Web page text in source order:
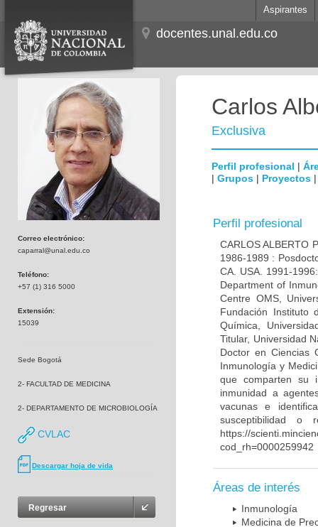
Aspirantes
docentes.unal.edu.co
Correo electrónico:
caparral@unal.edu.co
Teléfono:
+57 (1) 316 5000
Extensión:
15039
Sede Bogotá
2- FACULTAD DE MEDICINA
2- DEPARTAMENTO DE MICROBIOLOGÍA
CVLAC
Descargar hoja de vida
Regresar
Carlos
Exclusiva
Perfil profesional |
| Grupos | Proyectos
Perfil profesional
CARLOS ALBERTO
1986-1989 :
CA. USA. 1991-
Department of
Centre OMS,
Fundación Instituto
Química,
Titular, Universidad
Doctor en Ciencias
Inmunología y
que comparten su
inmunidad a
vacunas e
susceptibilidad o
https://
cod_rh=0000259942
Áreas de interés
Inmunología
Medicina de